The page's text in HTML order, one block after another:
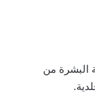
البشرة من